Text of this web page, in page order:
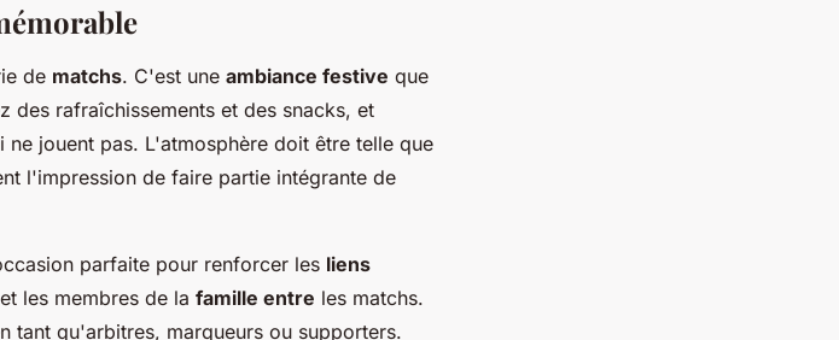
de matchs. C'est une ambiance festive que
des rafraîchissements et des snacks, et
jouent pas. L'atmosphère doit être telle que
l'impression de faire partie intégrante de
parfaite pour renforcer les liens
et les membres de la famille entre les matchs.
tant qu'arbitres, marqueurs ou supporters.